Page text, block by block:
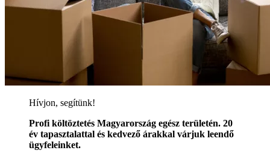
Hívjon, segítünk!
Profi költöztetés Magyarország egész területén. 20
év tapasztalattal és kedvező árakkal várjuk leendő
ügyfeleinket.